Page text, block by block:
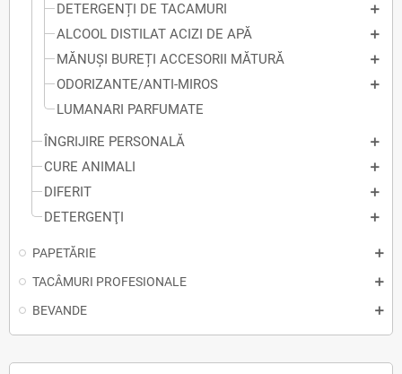
DETERGENȚI DE TACAMURI
ALCOOL DISTILAT ACIZI DE APĂ
MĂNUȘI BUREȚI ACCESORII MĂTURĂ
ODORIZANTE/ANTI-MIROS
LUMANARI PARFUMATE
ÎNGRIJIRE PERSONALĂ
CURE ANIMALI
DIFERIT
DETERGENŢI
PAPETĂRIE
TACÂMURI PROFESIONALE
BEVANDE